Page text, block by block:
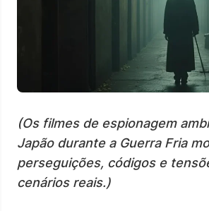
(Os filmes de espionagem
Japão durante a Guerra Fria
perseguições, códigos e
cenários reais.)